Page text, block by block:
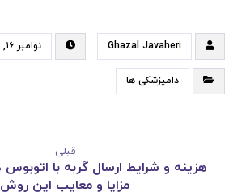
Ghazal Javaheri نوامبر ۱۶, ۲۰۲۱
دامپزشکی ها
قبلی
مزایا و معایب این روش